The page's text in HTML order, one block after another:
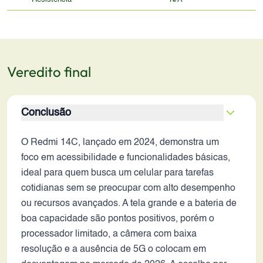
Veredito final
Conclusão
O Redmi 14C, lançado em 2024, demonstra um
foco em acessibilidade e funcionalidades básicas,
ideal para quem busca um celular para tarefas
cotidianas sem se preocupar com alto desempenho
ou recursos avançados. A tela grande e a bateria de
boa capacidade são pontos positivos, porém o
processador limitado, a câmera com baixa
resolução e a ausência de 5G o colocam em